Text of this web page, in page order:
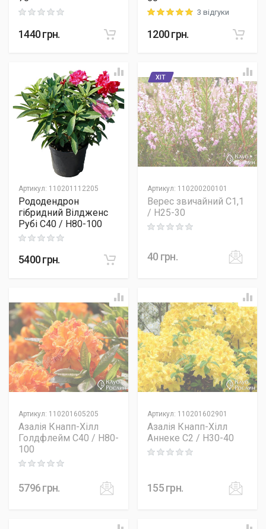
Rating: 0 out of 5
1440грн.
Rating: 5 out of 53 відгуки
1200грн.
Артикул: 110201112205
Рододендрон
гібридний Вілдженс
Рубі C40 / H80-100
Rating: 0 out of 5
5400грн.
Артикул: 110200200101
ХІТ
Верес звичайний C1,1
/ H25-30
Rating: 0 out of 5
40 грн.
Артикул: 110201605205
Азалія Кнапп-Хілл
Голдфлейм C40 / H80-
100
Rating: 0 out of 5
5796грн.
Артикул: 110201602901
Азалія Кнапп-Хілл
Аннеке C2 / H30-40
Rating: 0 out of 5
155грн.